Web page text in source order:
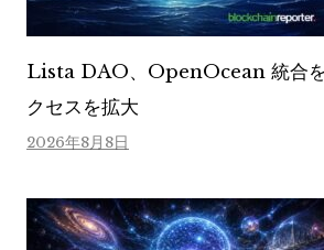
Lista DAO、OpenOcean 統合を
クセスを拡大
2026年8月8日